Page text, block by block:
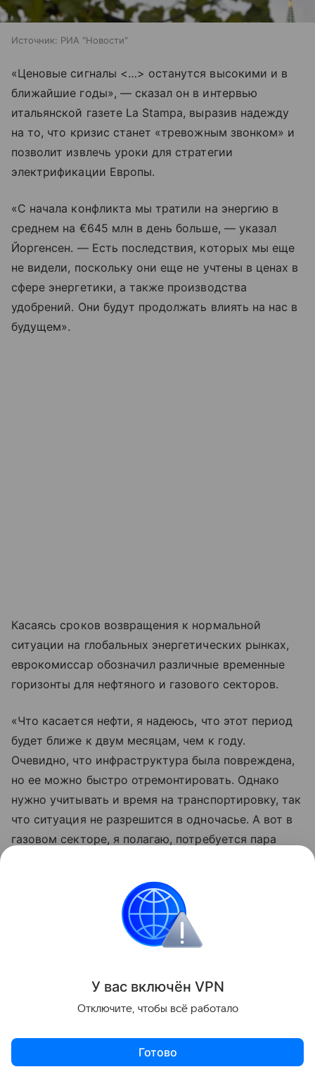
Источник: РИА "Новости"
«Ценовые сигналы <…> останутся высокими и в
ближайшие годы», — сказал он в интервью
итальянской газете La Stampa, выразив надежду
на то, что кризис станет «тревожным звонком» и
позволит извлечь уроки для стратегии
электрификации Европы.
«С начала конфликта мы тратили на энергию в
среднем на €645 млн в день больше, — указал
Йоргенсен. — Есть последствия, которых мы еще
не видели, поскольку они еще не учтены в ценах в
сфере энергетики, а также производства
удобрений. Они будут продолжать влиять на нас в
будущем».
Касаясь сроков возвращения к нормальной
ситуации на глобальных энергетических рынках,
еврокомиссар обозначил различные временные
горизонты для нефтяного и газового секторов.
«Что касается нефти, я надеюсь, что этот период
будет ближе к двум месяцам, чем к году.
Очевидно, что инфраструктура была повреждена,
но ее можно быстро отремонтировать. Однако
нужно учитывать и время на транспортировку, так
что ситуация не разрешится в одночасье. А вот в
газовом секторе, я полагаю, потребуется пара
«Данная информация носит исключительно
информационный (ознакомительный) характер и
не является индивидуальной инвестиционной
У вас включён VPN
Отключите, чтобы всё работало
Готово